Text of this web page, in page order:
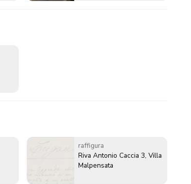
raffigura
Riva Antonio Caccia 3, Villa
Malpensata